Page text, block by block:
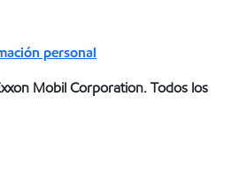
personal
Mobil Corporation. Todos los